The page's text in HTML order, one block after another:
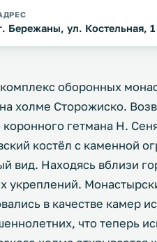
Бережаны, ул. Костельная, 1
оборонных
холме Сторожиско.
коронного гетмана Н.
костёл с каменной
вид. Находясь вблизи
укреплений.
в качестве камер
что теперь